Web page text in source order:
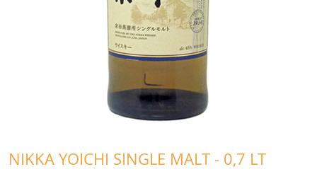
NIKKA YOICHI SINGLE MALT - 0,7 LT